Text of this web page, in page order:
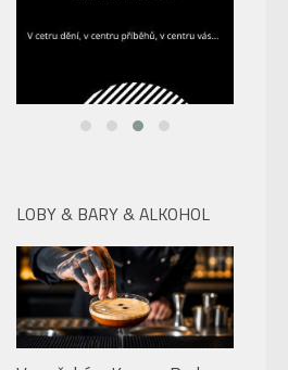
LOBY & BARY & ALKOHOL